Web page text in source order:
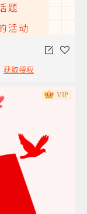
获取授权
VIP